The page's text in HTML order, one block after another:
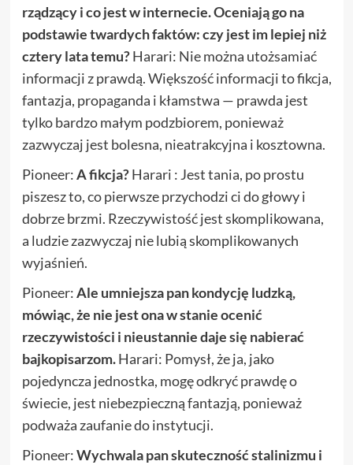
rządzący i co jest w internecie. Oceniają go na
podstawie twardych faktów: czy jest im lepiej niż
cztery lata temu?Harari: Nie można utożsamiać
informacji z prawdą. Większość informacji to fikcja,
fantazja, propaganda i kłamstwa — prawda jest
tylko bardzo małym podzbiorem, ponieważ
zazwyczaj jest bolesna, nieatrakcyjna i kosztowna.
Pioneer:A fikcja?Harari : Jest tania, po prostu
piszesz to, co pierwsze przychodzi ci do głowy i
dobrze brzmi. Rzeczywistość jest skomplikowana,
a ludzie zazwyczaj nie lubią skomplikowanych
wyjaśnień.
Pioneer:Ale umniejsza pan kondycję ludzką,
mówiąc, że nie jest ona w stanie ocenić
rzeczywistości i nieustannie daje się nabierać
bajkopisarzom.Harari: Pomysł, że ja, jako
pojedyncza jednostka, mogę odkryć prawdę o
świecie, jest niebezpieczną fantazją, ponieważ
podważa zaufanie do instytucji.
Pioneer:Wychwala pan skuteczność stalinizmu i